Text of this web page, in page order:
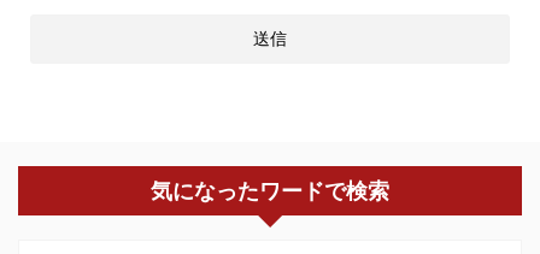
気になったワードで検索